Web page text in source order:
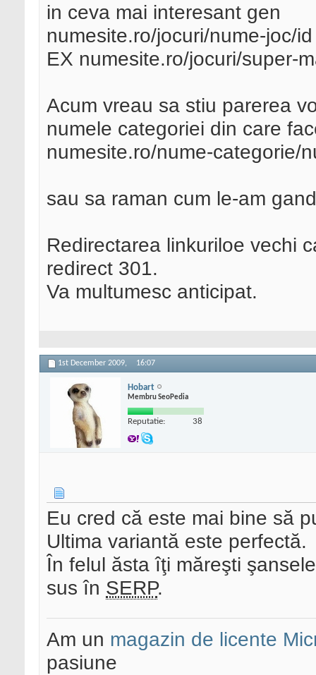
in ceva mai interesant gen
numesite.ro/jocuri/nume-joc/id
EX numesite.ro/jocuri/super-
Acum vreau sa stiu parerea
numele categoriei din care
numesite.ro/nume-categorie/
sau sa raman cum le-am
Redirectarea linkuriloe vechi
redirect 301.
Va multumesc anticipat.
1st December 2009, 16:07
Hobart
Membru SeoPedia
Reputatie: 38
Eu cred că este mai bine să
Ultima variantă este perfectă.
În felul ăsta îţi măreşti
sus în SERP.
Am un magazin de licente
pasiune